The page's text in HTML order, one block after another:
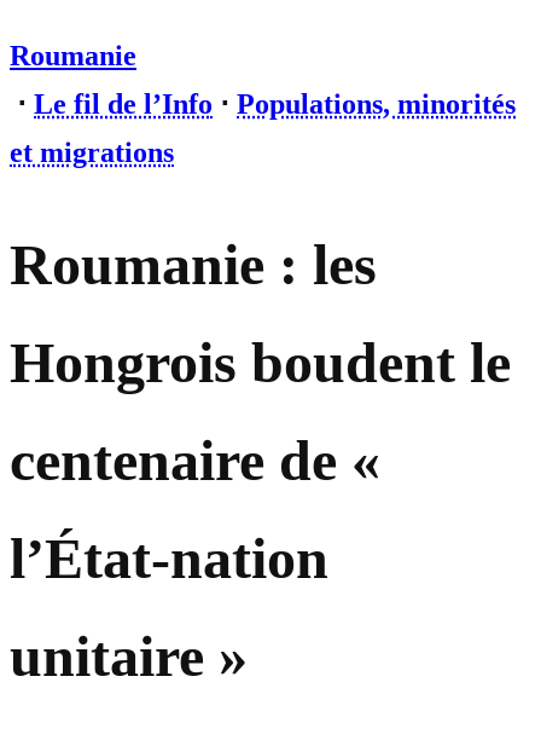
Roumanie
⋅ Le fil de l’Info ⋅ Populations, minorités
et migrations
Roumanie : les
Hongrois boudent le
centenaire de «
l’État-nation
unitaire »